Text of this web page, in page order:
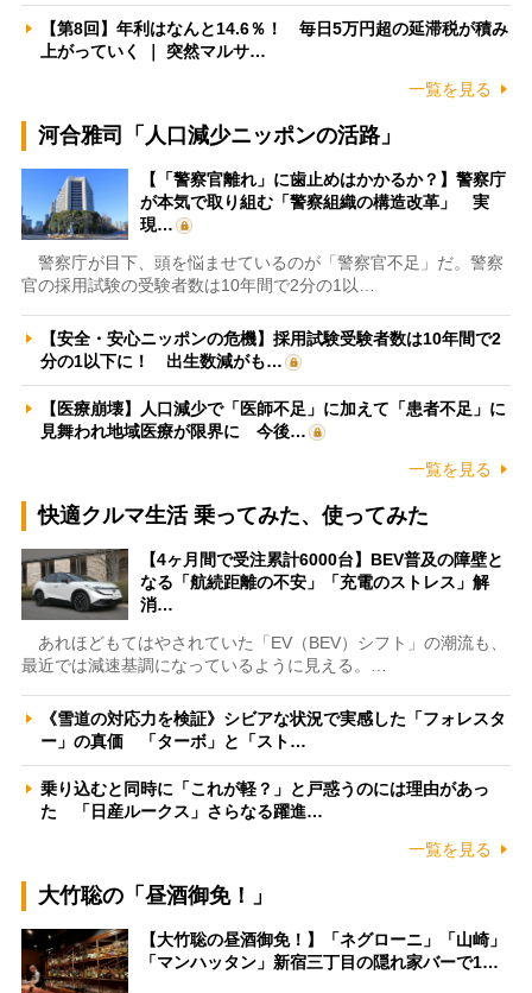
【第8回】年利はなんと14.6％！ 毎日5万円超の延滞税が積み
上がっていく ｜ 突然マルサ…
一覧を見る
河合雅司「人口減少ニッポンの活路」
【「警察官離れ」に歯止めはかかるか？】警察庁
が本気で取り組む「警察組織の構造改革」 実
現…
警察庁が目下、頭を悩ませているのが「警察官不足」だ。警察
官の採用試験の受験者数は10年間で2分の1以…
【安全・安心ニッポンの危機】採用試験受験者数は10年間で2
分の1以下に！ 出生数減がも…
【医療崩壊】人口減少で「医師不足」に加えて「患者不足」に
見舞われ地域医療が限界に 今後…
一覧を見る
快適クルマ生活 乗ってみた、使ってみた
【4ヶ月間で受注累計6000台】BEV普及の障壁と
なる「航続距離の不安」「充電のストレス」解
消…
あれほどもてはやされていた「EV（BEV）シフト」の潮流も、
最近では減速基調になっているように見える。…
《雪道の対応力を検証》シビアな状況で実感した「フォレスタ
ー」の真価 「ターボ」と「スト…
乗り込むと同時に「これが軽？」と戸惑うのには理由があっ
た 「日産ルークス」さらなる躍進…
一覧を見る
大竹聡の「昼酒御免！」
【大竹聡の昼酒御免！】「ネグローニ」「山崎」
「マンハッタン」新宿三丁目の隠れ家バーで1…